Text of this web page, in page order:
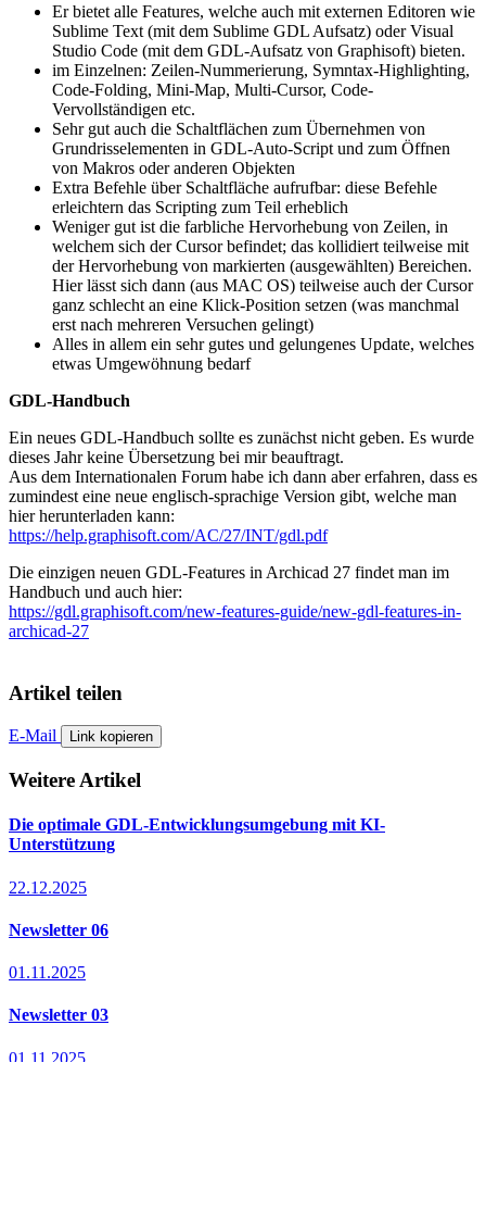
Er bietet alle Features, welche auch mit externen Editoren wie
Sublime Text (mit dem Sublime GDL Aufsatz) oder Visual
Studio Code (mit dem GDL-Aufsatz von Graphisoft) bieten.
im Einzelnen: Zeilen-Nummerierung, Symntax-Highlighting,
Code-Folding, Mini-Map, Multi-Cursor, Code-
Vervollständigen etc.
Sehr gut auch die Schaltflächen zum Übernehmen von
Grundrisselementen in GDL-Auto-Script und zum Öffnen
von Makros oder anderen Objekten
Extra Befehle über Schaltfläche aufrufbar: diese Befehle
erleichtern das Scripting zum Teil erheblich
Weniger gut ist die farbliche Hervorhebung von Zeilen, in
welchem sich der Cursor befindet; das kollidiert teilweise mit
der Hervorhebung von markierten (ausgewählten) Bereichen.
Hier lässt sich dann (aus MAC OS) teilweise auch der Cursor
ganz schlecht an eine Klick-Position setzen (was manchmal
erst nach mehreren Versuchen gelingt)
Alles in allem ein sehr gutes und gelungenes Update, welches
etwas Umgewöhnung bedarf
GDL-Handbuch
Ein neues GDL-Handbuch sollte es zunächst nicht geben. Es wurde
dieses Jahr keine Übersetzung bei mir beauftragt.
Aus dem Internationalen Forum habe ich dann aber erfahren, dass es
zumindest eine neue englisch-sprachige Version gibt, welche man
hier herunterladen kann:
https://help.graphisoft.com/AC/27/INT/gdl.pdf
Die einzigen neuen GDL-Features in Archicad 27 findet man im
Handbuch und auch hier:
https://gdl.graphisoft.com/new-features-guide/new-gdl-features-in-
archicad-27
Artikel teilen
E-Mail Link kopieren
Weitere Artikel
Die optimale GDL-Entwicklungsumgebung mit KI-
Unterstützung
22.12.2025
Newsletter 06
01.11.2025
Newsletter 03
01.11.2025